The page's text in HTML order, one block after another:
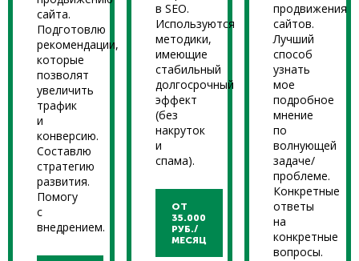
сайта.
Подготовлю
рекомендации,
которые
позволят
увеличить
трафик
и
конверсию.
Составлю
стратегию
развития.
Помогу
с
внедрением.
в SEO.
Используются
методики,
имеющие
стабильный
долгосрочный
эффект
(без
накруток
и
спама).
ОТ
35.000
РУБ./
МЕСЯЦ
продвижения
сайтов.
Лучший
способ
узнать
мое
подробное
мнение
по
волнующей
задаче/
проблеме.
Конкретные
ответы
на
конкретные
вопросы.